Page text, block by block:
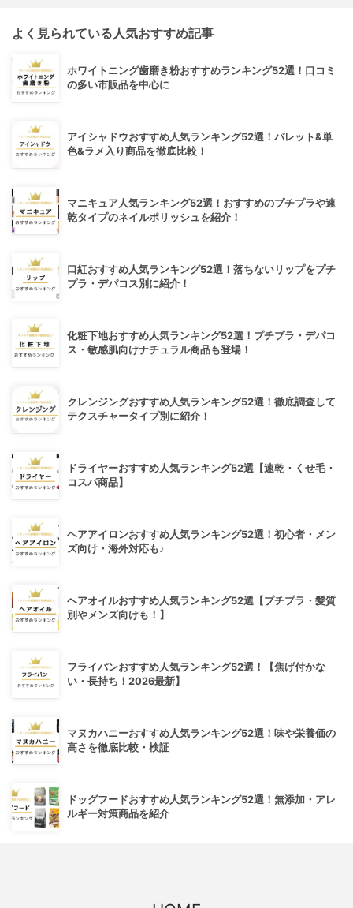
よく見られている人気おすすめ記事
ホワイトニング歯磨き粉おすすめランキング52選！口コミ
の多い市販品を中心に
アイシャドウおすすめ人気ランキング52選！パレット&単
色&ラメ入り商品を徹底比較！
マニキュア人気ランキング52選！おすすめのプチプラや速
乾タイプのネイルポリッシュを紹介！
口紅おすすめ人気ランキング52選！落ちないリップをプチ
プラ・デパコス別に紹介！
化粧下地おすすめ人気ランキング52選！プチプラ・デパコ
ス・敏感肌向けナチュラル商品も登場！
クレンジングおすすめ人気ランキング52選！徹底調査して
テクスチャータイプ別に紹介！
ドライヤーおすすめ人気ランキング52選【速乾・くせ毛・
コスパ商品】
ヘアアイロンおすすめ人気ランキング52選！初心者・メン
ズ向け・海外対応も♪
ヘアオイルおすすめ人気ランキング52選【プチプラ・髪質
別やメンズ向けも！】
フライパンおすすめ人気ランキング52選！【焦げ付かな
い・長持ち！2026最新】
マヌカハニーおすすめ人気ランキング52選！味や栄養価の
高さを徹底比較・検証
ドッグフードおすすめ人気ランキング52選！無添加・アレ
ルギー対策商品を紹介